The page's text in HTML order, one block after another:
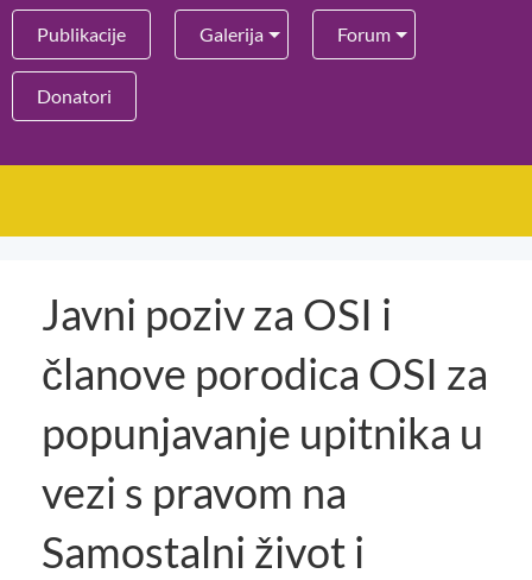
Publikacije Galerija Forum
Donatori
Javni poziv za OSI i
članove porodica OSI za
popunjavanje upitnika u
vezi s pravom na
Samostalni život i